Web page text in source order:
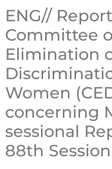
ENG//
Committee
Elimination
Women
concerning
sessional
88th Session